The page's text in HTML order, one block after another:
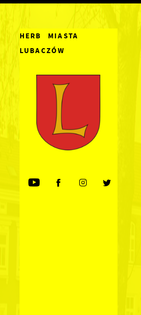
HERB MIASTA
LUBACZÓW